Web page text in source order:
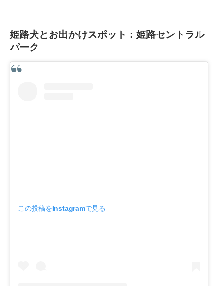
姫路犬とお出かけスポット：姫路セントラル
パーク
この投稿をInstagramで見る